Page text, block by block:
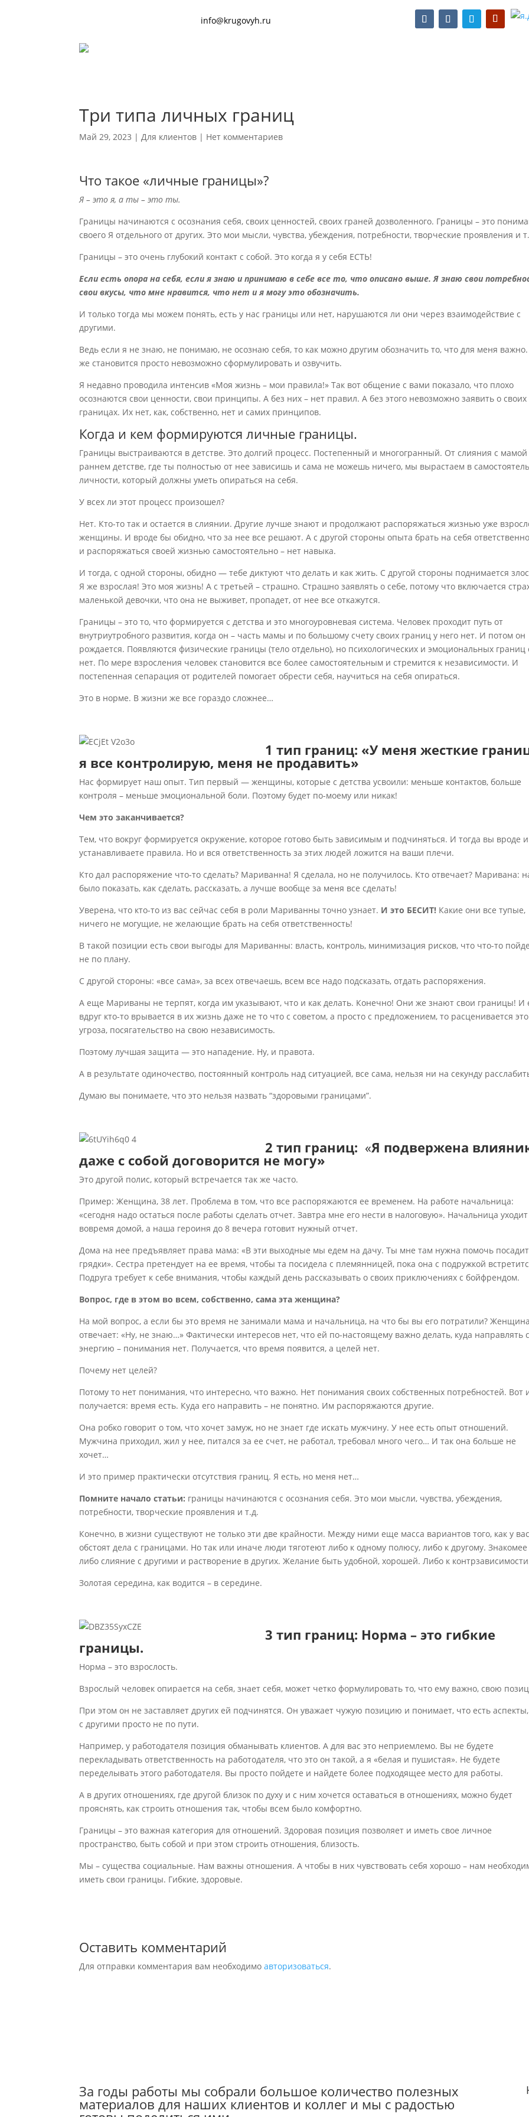
info@krugovyh.ru
Три типа личных границ
Май 29, 2023 |Для клиентов | Нет комментариев
Что такое «личные границы»?
Я – это я, а ты – это ты.
Границы начинаются с осознания себя, своих ценностей, своих граней дозволенного. Границы – это
своего Я отдельного от других. Это мои мысли, чувства, убеждения, потребности, творческие проявления и
Границы – это очень глубокий контакт с собой. Это когда я у себя ЕСТЬ!
Если есть опора на себя, если я знаю и принимаю в себе все то, что описано выше. Я знаю свои
свои вкусы, что мне нравится, что нет и я могу это обозначить.
И только тогда мы можем понять, есть у нас границы или нет, нарушаются ли они через взаимодействие с
другими.
Ведь если я не знаю, не понимаю, не осознаю себя, то как можно другим обозначить то, что для меня
же становится просто невозможно сформулировать и озвучить.
Я недавно проводила интенсив «Моя жизнь – мои правила!» Так вот общение с вами показало, что плохо
осознаются свои ценности, свои принципы. А без них – нет правил. А без этого невозможно заявить о своих
границах. Их нет, как, собственно, нет и самих принципов.
Когда и кем формируются личные границы.
Границы выстраиваются в детстве. Это долгий процесс. Постепенный и многогранный. От слияния с мамой
раннем детстве, где ты полностью от нее зависишь и сама не можешь ничего, мы вырастаем в
личности, который должны уметь опираться на себя.
У всех ли этот процесс произошел?
Нет. Кто-то так и остается в слиянии. Другие лучше знают и продолжают распоряжаться жизнью уже
женщины. И вроде бы обидно, что за нее все решают. А с другой стороны опыта брать на себя
и распоряжаться своей жизнью самостоятельно – нет навыка.
И тогда, с одной стороны, обидно — тебе диктуют что делать и как жить. С другой стороны поднимается
Я же взрослая! Это моя жизнь! А с третьей – страшно. Страшно заявлять о себе, потому что включается
маленькой девочки, что она не выживет, пропадет, от нее все откажутся.
Границы – это то, что формируется с детства и это многоуровневая система. Человек проходит путь от
внутриутробного развития, когда он – часть мамы и по большому счету своих границ у него нет. И потом он
рождается. Появляются физические границы (тело отдельно), но психологических и эмоциональных
нет. По мере взросления человек становится все более самостоятельным и стремится к независимости. И
постепенная сепарация от родителей помогает обрести себя, научиться на себя опираться.
Это в норме. В жизни же все гораздо сложнее…
1 тип границ: «У меня жесткие
я все контролирую, меня не продавить»
Нас формирует наш опыт. Тип первый — женщины, которые с детства усвоили: меньше контактов, больше
контроля – меньше эмоциональной боли. Поэтому будет по-моему или никак!
Чем это заканчивается?
Тем, что вокруг формируется окружение, которое готово быть зависимым и подчиняться. И тогда вы вроде и
устанавливаете правила. Но и вся ответственность за этих людей ложится на ваши плечи.
Кто дал распоряжение что-то сделать? Мариванна! Я сделала, но не получилось. Кто отвечает? Маривана:
было показать, как сделать, рассказать, а лучше вообще за меня все сделать!
Уверена, что кто-то из вас сейчас себя в роли Мариванны точно узнает. И это БЕСИТ! Какие они все тупые,
ничего не могущие, не желающие брать на себя ответственность!
В такой позиции есть свои выгоды для Мариванны: власть, контроль, минимизация рисков, что что-то
не по плану.
С другой стороны: «все сама», за всех отвечаешь, всем все надо подсказать, отдать распоряжения.
А еще Мариваны не терпят, когда им указывают, что и как делать. Конечно! Они же знают свои границы! И
вдруг кто-то врывается в их жизнь даже не то что с советом, а просто с предложением, то расценивается
угроза, посягательство на свою независимость.
Поэтому лучшая защита — это нападение. Ну, и правота.
А в результате одиночество, постоянный контроль над ситуацией, все сама, нельзя ни на секунду
Думаю вы понимаете, что это нельзя назвать “здоровыми границами”.
2 тип границ: «Я подвержена
даже с собой договорится не могу»
Это другой полис, который встречается так же часто.
Пример: Женщина, 38 лет. Проблема в том, что все распоряжаются ее временем. На работе начальница:
«сегодня надо остаться после работы сделать отчет. Завтра мне его нести в налоговую». Начальница уходит
вовремя домой, а наша героиня до 8 вечера готовит нужный отчет.
Дома на нее предъявляет права мама: «В эти выходные мы едем на дачу. Ты мне там нужна помочь
грядки». Сестра претендует на ее время, чтобы та посидела с племянницей, пока она с подружкой
Подруга требует к себе внимания, чтобы каждый день рассказывать о своих приключениях с бойфрендом.
Вопрос, где в этом во всем, собственно, сама эта женщина?
На мой вопрос, а если бы это время не занимали мама и начальница, на что бы вы его потратили? Женщина
отвечает: «Ну, не знаю…» Фактически интересов нет, что ей по-настоящему важно делать, куда направлять
энергию – понимания нет. Получается, что время появится, а целей нет.
Почему нет целей?
Потому то нет понимания, что интересно, что важно. Нет понимания своих собственных потребностей. Вот
получается: время есть. Куда его направить – не понятно. Им распоряжаются другие.
Она робко говорит о том, что хочет замуж, но не знает где искать мужчину. У нее есть опыт отношений.
Мужчина приходил, жил у нее, питался за ее счет, не работал, требовал много чего… И так она больше не
хочет…
И это пример практически отсутствия границ. Я есть, но меня нет…
Помните начало статьи: границы начинаются с осознания себя. Это мои мысли, чувства, убеждения,
потребности, творческие проявления и т.д.
Конечно, в жизни существуют не только эти две крайности. Между ними еще масса вариантов того, как у вас
обстоят дела с границами. Но так или иначе люди тяготеют либо к одному полюсу, либо к другому. Знакомее
либо слияние с другими и растворение в других. Желание быть удобной, хорошей. Либо к
Золотая середина, как водится – в середине.
3 тип границ: Норма – это гибкие
границы.
Норма – это взрослость.
Взрослый человек опирается на себя, знает себя, может четко формулировать то, что ему важно, свою
При этом он не заставляет других ей подчинятся. Он уважает чужую позицию и понимает, что есть аспекты,
с другими просто не по пути.
Например, у работодателя позиция обманывать клиентов. А для вас это неприемлемо. Вы не будете
перекладывать ответственность на работодателя, что это он такой, а я «белая и пушистая». Не будете
переделывать этого работодателя. Вы просто пойдете и найдете более подходящее место для работы.
А в других отношениях, где другой близок по духу и с ним хочется оставаться в отношениях, можно будет
прояснять, как строить отношения так, чтобы всем было комфортно.
Границы – это важная категория для отношений. Здоровая позиция позволяет и иметь свое личное
пространство, быть собой и при этом строить отношения, близость.
Мы – существа социальные. Нам важны отношения. А чтобы в них чувствовать себя хорошо – нам
иметь свои границы. Гибкие, здоровые.
Оставить комментарий
Для отправки комментария вам необходимоавторизоваться.
За годы работы мы собрали большое количество полезных
материалов для наших клиентов и коллег и мы с радостью